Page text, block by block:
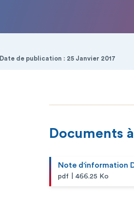
Date de publication : 25 Janvier 2017
Documents
Note d'information
pdf 466.25 Ko